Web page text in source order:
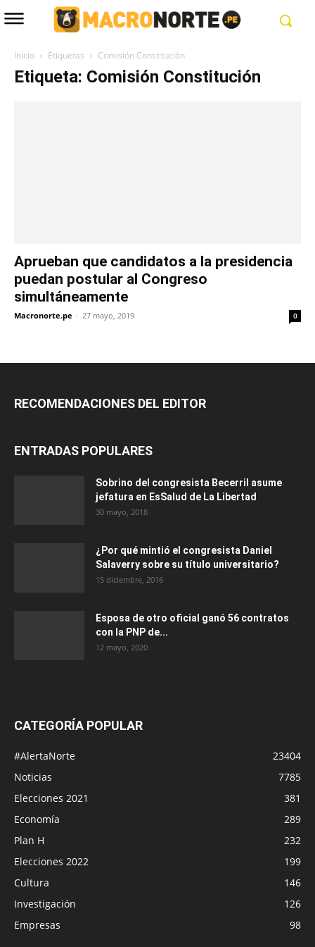
Inicio Etiquetas Comisión Constitución
Etiqueta: Comisión Constitución
Aprueban que candidatos a la presidencia
puedan postular al Congreso
simultáneamente
Macronorte.pe - 27 mayo, 2019 0
RECOMENDACIONES DEL EDITOR
ENTRADAS POPULARES
Sobrino del congresista Becerril asume
jefatura en EsSalud de La Libertad
30 mayo, 2018
¿Por qué mintió el congresista Daniel
Salaverry sobre su título universitario?
15 diciembre, 2016
Esposa de otro oficial ganó 56 contratos
con la PNP de...
12 mayo, 2020
CATEGORÍA POPULAR
#AlertaNorte
23404
Noticias
7785
Elecciones 2021
381
Economía
289
Plan H
232
Elecciones 2022
199
Cultura
146
Investigación
126
Empresas
98